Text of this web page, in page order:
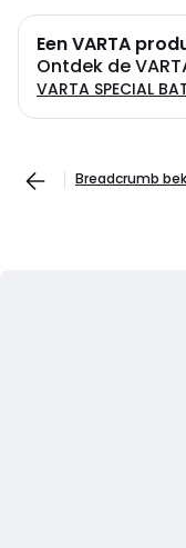
Een VARTA
Ontdek de
VARTA SPECIAL
Breadcrumb